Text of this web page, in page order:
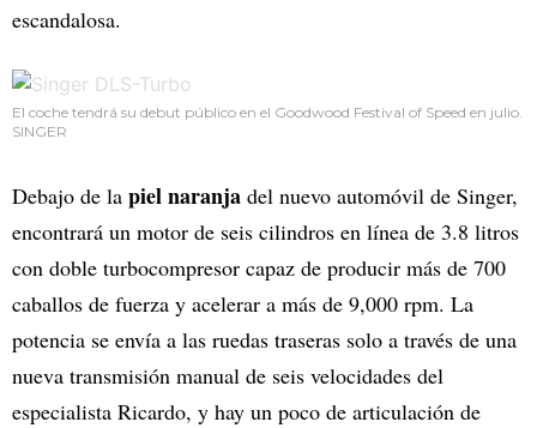
escandalosa.
El coche tendrá su debut público en el Goodwood Festival of Speed en julio.
SINGER
Debajo de la piel naranja del nuevo automóvil de Singer,
encontrará un motor de seis cilindros en línea de 3.8 litros
con doble turbocompresor capaz de producir más de 700
caballos de fuerza y acelerar a más de 9,000 rpm. La
potencia se envía a las ruedas traseras solo a través de una
nueva transmisión manual de seis velocidades del
especialista Ricardo, y hay un poco de articulación de